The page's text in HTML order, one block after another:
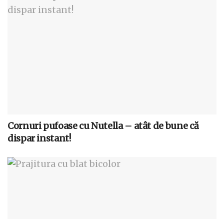
Cornuri pufoase cu Nutella – atât de bune că
dispar instant!